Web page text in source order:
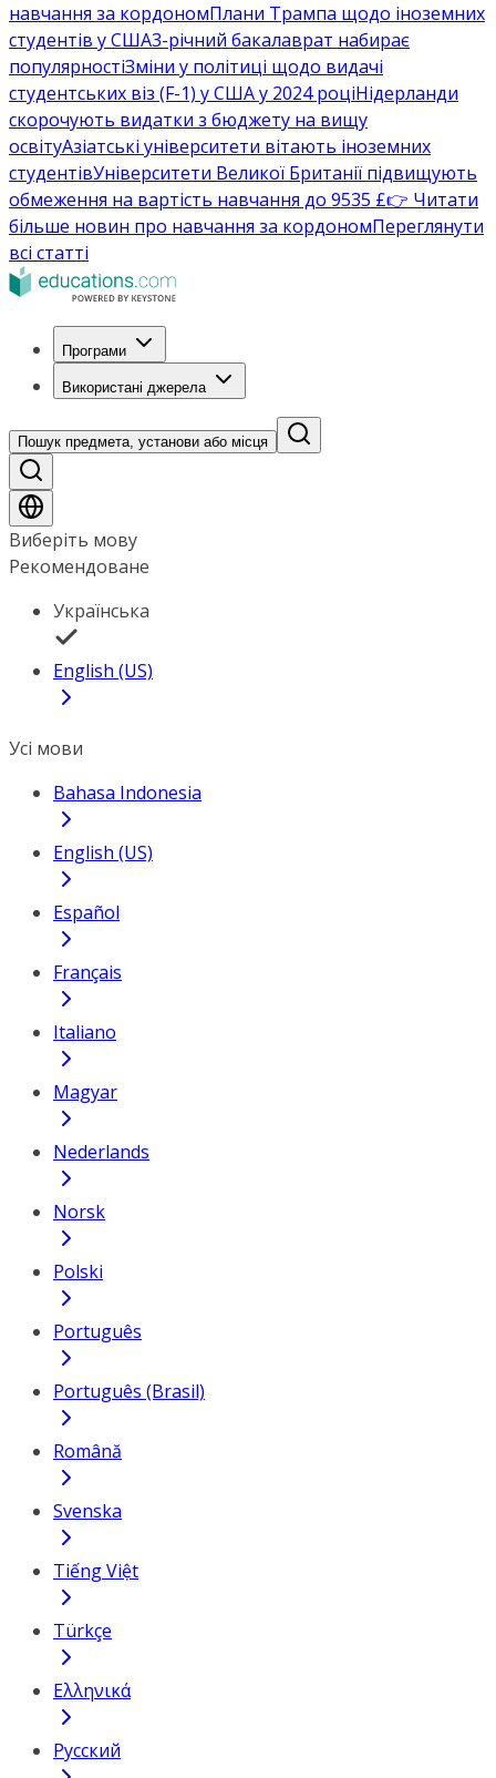
навчання за кордономПлани Трампа щодо іноземних
студентів у США3-річний бакалаврат набирає
популярностіЗміни у політиці щодо видачі
студентських віз (F-1) у США у 2024 роціНідерланди
скорочують видатки з бюджету на вищу
освітуАзіатські університети вітають іноземних
студентівУніверситети Великої Британії підвищують
обмеження на вартість навчання до 9535 £👉 Читати
більше новин про навчання за кордономПереглянути
всі статті
Програми
Використані джерела
Пошук предмета, установи або місця
Виберіть мову
Рекомендоване
Українська
English (US)
Усі мови
Bahasa Indonesia
English (US)
Español
Français
Italiano
Magyar
Nederlands
Norsk
Polski
Português
Português (Brasil)
Română
Svenska
Tiếng Việt
Türkçe
Ελληνικά
Русский